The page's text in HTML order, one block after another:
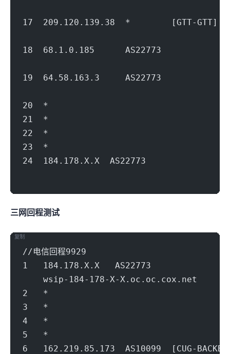
17  209.120.139.38  *        [GTT-
18  68.1.0.185      AS22773
19  64.58.163.3     AS22773
20  *
21  *
22  *
23  *
24  184.178.X.X  AS22773                   美
三网回程nexttrace测试
//电信回程9929
1   184.178.X.X   AS22773
wsip-184-178-X-X.oc.oc.cox.net
2   *
3   *
4   *
5   *
6   162.219.85.173  AS10099  [CUG-
复制